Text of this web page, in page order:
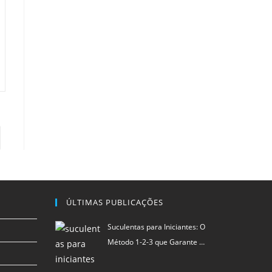
a próxima página
ÚLTIMAS PUBLICAÇÕES
Suculentas para Iniciantes: O
Método 1-2-3 que Garante …